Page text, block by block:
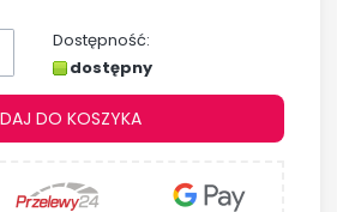
Dostępność:
dostępny
DO KOSZYKA